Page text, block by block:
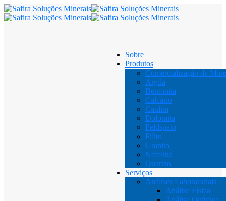
Sobre
Produtos
Comercialização de
Argila
Bentonita
Calcário
Caulim
Dolomita
Feldspato
Filito
Granito
Nefelina
Quartzo
Serviços
Análises Laboratoriais
Análise Física